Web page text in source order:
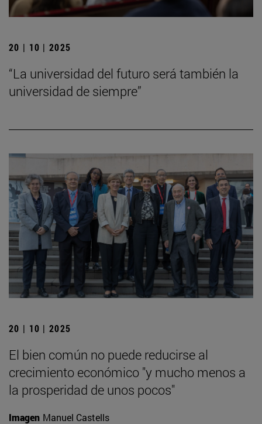
20 | 10 | 2025
“La universidad del futuro será también la
universidad de siempre”
20 | 10 | 2025
El bien común no puede reducirse al
crecimiento económico "y mucho menos a
la prosperidad de unos pocos"
Imagen Manuel Castells